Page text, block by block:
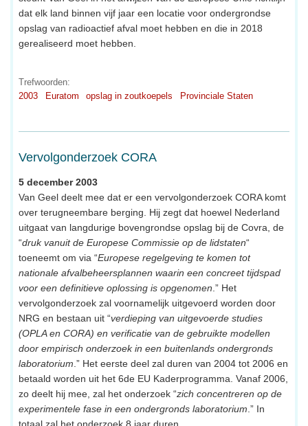
dat elk land binnen vijf jaar een locatie voor ondergrondse
opslag van radioactief afval moet hebben en die in 2018
gerealiseerd moet hebben.
Trefwoorden:
2003
Euratom opslag in zoutkoepels Provinciale Staten
Vervolgonderzoek CORA
5 december 2003
Van Geel deelt mee dat er een vervolgonderzoek CORA komt
over terugneembare berging. Hij zegt dat hoewel Nederland
uitgaat van langdurige bovengrondse opslag bij de Covra, de
“druk vanuit de Europese Commissie op de lidstaten“
toeneemt om via “Europese regelgeving te komen tot
nationale afvalbeheersplannen waarin een concreet tijdspad
voor een definitieve oplossing is opgenomen .” Het
vervolgonderzoek zal voornamelijk uitgevoerd worden door
NRG en bestaan uit “verdieping van uitgevoerde studies
(OPLA en CORA) en verificatie van de gebruikte modellen
door empirisch onderzoek in een buitenlands ondergronds
laboratorium .” Het eerste deel zal duren van 2004 tot 2006 en
betaald worden uit het 6de EU Kaderprogramma. Vanaf 2006,
zo deelt hij mee, zal het onderzoek “zich concentreren op de
experimentele fase in een ondergronds laboratorium .” In